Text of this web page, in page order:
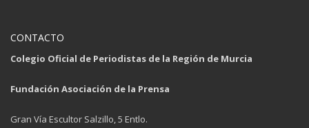
CONTACTO
Colegio Oficial de Periodistas de la Región de Murcia
Fundación Asociación de la Prensa
Gran Vía Escultor Salzillo, 5 Entlo.